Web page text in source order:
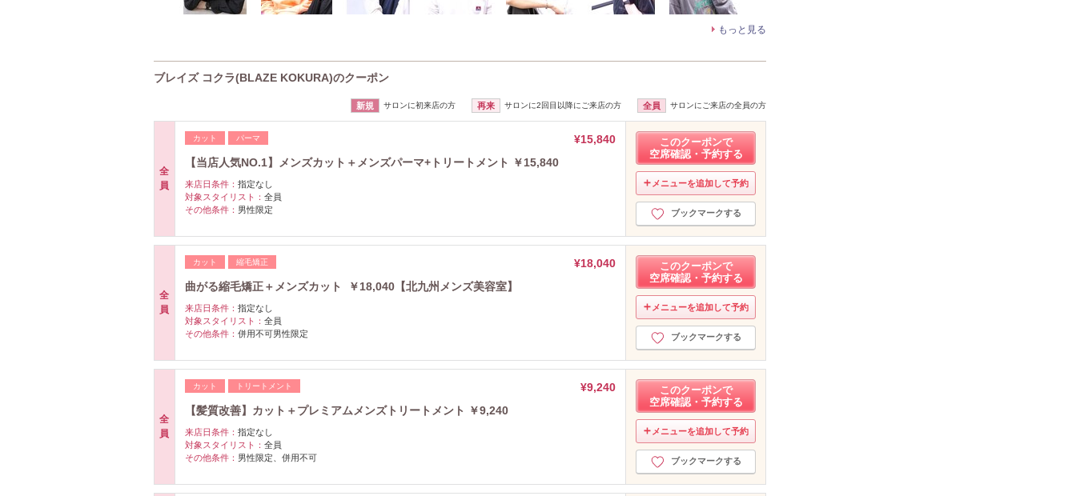
もっと見る
ブレイズ コクラ(BLAZE KOKURA)のクーポン
新規 サロンに初来店の方 再来 サロンに2回目以降にご来店の方 全員 サロンにご来店の全員の方
全
員
カット パーマ
¥15,840
【当店人気NO.1】メンズカット＋メンズパーマ+トリートメント ￥15,840
来店日条件： 指定なし
対象スタイリスト： 全員
その他条件： 男性限定
このクーポンで
空席確認・予約する
メニューを追加して予約
ブックマークする
全
員
カット 縮毛矯正
¥18,040
曲がる縮毛矯正＋メンズカット ￥18,040【北九州メンズ美容室】
来店日条件： 指定なし
対象スタイリスト： 全員
その他条件： 併用不可男性限定
このクーポンで
空席確認・予約する
メニューを追加して予約
ブックマークする
全
員
カット トリートメント
¥9,240
【髪質改善】カット＋プレミアムメンズトリートメント ￥9,240
来店日条件： 指定なし
対象スタイリスト： 全員
その他条件： 男性限定、併用不可
このクーポンで
空席確認・予約する
メニューを追加して予約
ブックマークする